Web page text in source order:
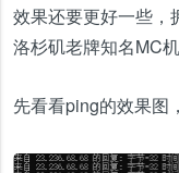
效果还要更好一些，
洛杉矶老牌知名MC
先看看ping的效果图